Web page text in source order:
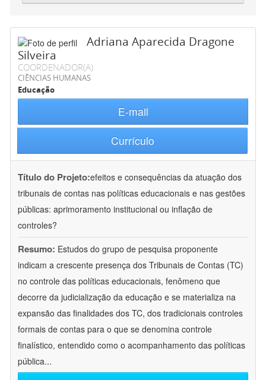
Adriana Aparecida Dragone
Silveira
COORDENADOR(A)
CIÊNCIAS HUMANAS
Educação
E-mail
Currículo
Título do Projeto:efeitos e consequências da atuação dos
tribunais de contas nas políticas educacionais e nas gestões
públicas: aprimoramento institucional ou inflação de
controles?
Resumo: Estudos do grupo de pesquisa proponente
indicam a crescente presença dos Tribunais de Contas (TC)
no controle das políticas educacionais, fenômeno que
decorre da judicialização da educação e se materializa na
expansão das finalidades dos TC, dos tradicionais controles
formais de contas para o que se denomina controle
finalístico, entendido como o acompanhamento das políticas
pública...